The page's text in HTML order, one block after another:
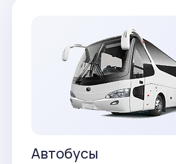
Автобусы